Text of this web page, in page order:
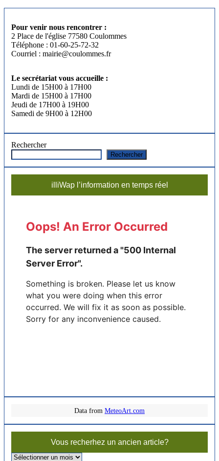
Pour venir nous rencontrer :
2 Place de l'église 77580 Coulommes
Téléphone : 01-60-25-72-32
Courriel : mairie@coulommes.fr
Le secrétariat vous accueille :
Lundi de 15H00 à 17H00
Mardi de 15H00 à 17H00
Jeudi de 17H00 à 19H00
Samedi de 9H00 à 12H00
Rechercher
Rechercher
illiWap l’information en temps réel
Data from MeteoArt.com
Vous recherhez un ancien article?
Vous